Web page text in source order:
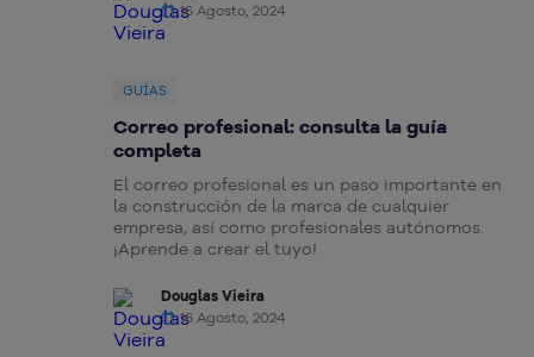
16 Agosto, 2024
GUÍAS
Correo profesional: consulta la guía
completa
El correo profesional es un paso importante en
la construcción de la marca de cualquier
empresa, así como profesionales autónomos.
¡Aprende a crear el tuyo!
Douglas Vieira
16 Agosto, 2024